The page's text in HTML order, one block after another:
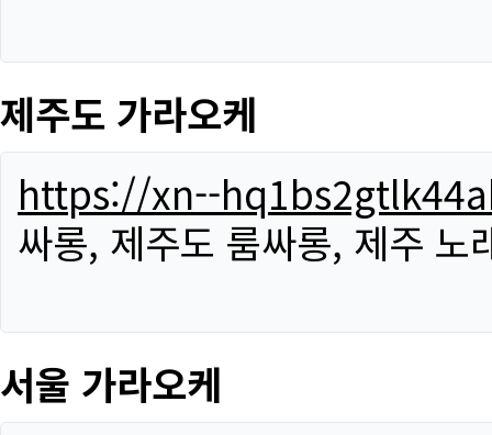
제주도 가라오케
https://xn--
싸롱, 제주도 룸싸롱, 제주 노
서울 가라오케